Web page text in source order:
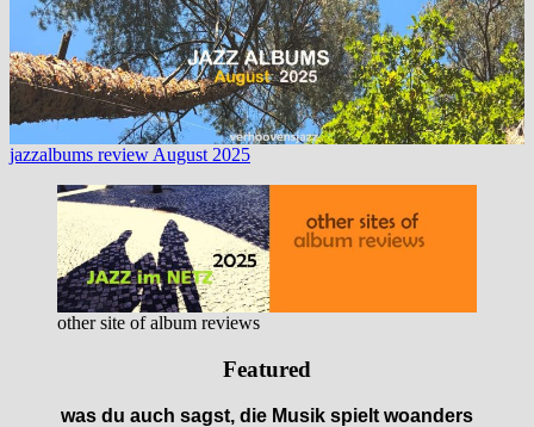
jazzalbums review August 2025
other site of album reviews
Featured
was du auch sagst, die Musik spielt woanders